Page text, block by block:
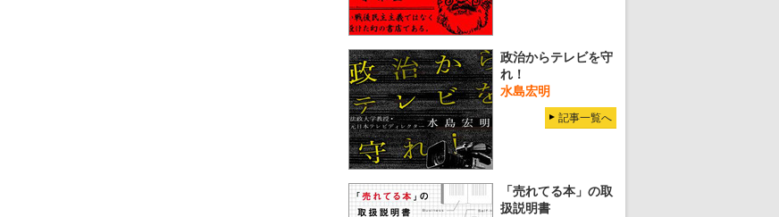
政治からテレビを守
れ！
水島宏明
記事一覧へ
「売れてる本」の取
扱説明書